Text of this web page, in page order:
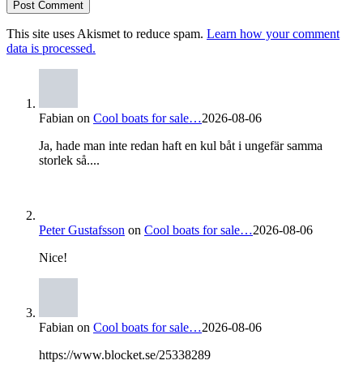
This site uses Akismet to reduce spam. Learn how your comment
data is processed.
Fabian on Cool boats for sale…2026-08-06
Ja, hade man inte redan haft en kul båt i ungefär samma
storlek så....
Peter Gustafsson on Cool boats for sale…2026-08-06
Nice!
Fabian on Cool boats for sale…2026-08-06
https://www.blocket.se/25338289